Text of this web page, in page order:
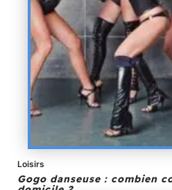
Loisirs
Gogo danseuse : combien